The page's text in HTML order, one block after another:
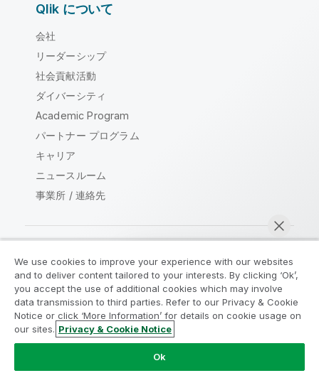
Qlik について
会社
リーダーシップ
社会貢献活動
ダイバーシティ
Academic Program
パートナー プログラム
キャリア
ニュースルーム
事業所 / 連絡先
Qlik コミュニティ
法的契約 製品規約
Legal Policies
リーガルポリシー
利用規約
Do Not Share My Info
Copyright © 1993-2026 QlikTech International AB.無断複写・
We use cookies to improve your experience with our websites
and to deliver content tailored to your interests. By clicking ‘Ok’,
you accept the use of additional cookies which may involve
data transmission to third parties. Refer to our Privacy & Cookie
Notice or click ‘More Information’ for details on cookie usage on
our sites. Privacy & Cookie Notice
Ok